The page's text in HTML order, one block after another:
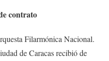
contrato
Filarmónica Nacional.
de Caracas recibió de